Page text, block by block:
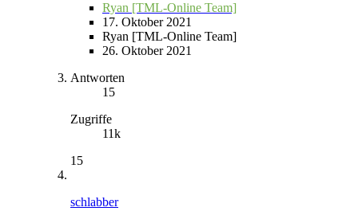
Ryan [TML-Online Team]
17. Oktober 2021
Ryan [TML-Online Team]
26. Oktober 2021
Antworten
15
Zugriffe
11k
15
schlabber